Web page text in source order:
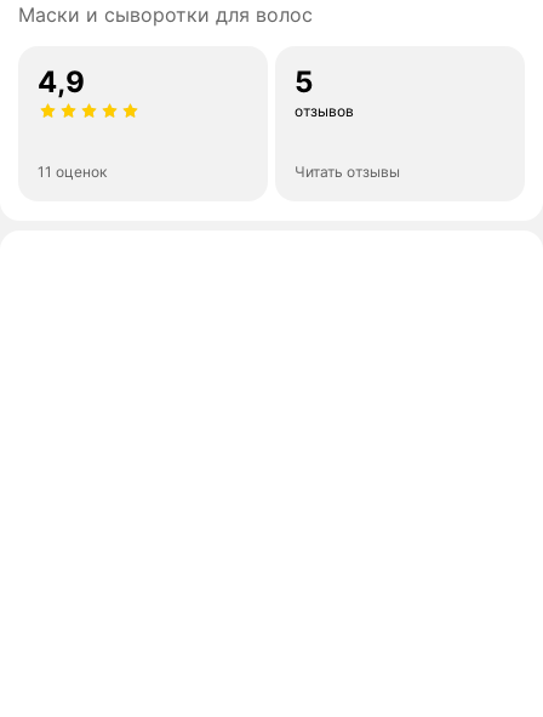
Маски и сыворотки для волос
4,9
11 оценок
5
отзывов
Читать отзывы